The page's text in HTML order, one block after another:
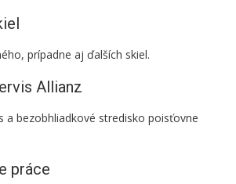
prípadne aj ďalších skiel.
Allianz
a bezobhliadkové stredisko poisťovne
práce